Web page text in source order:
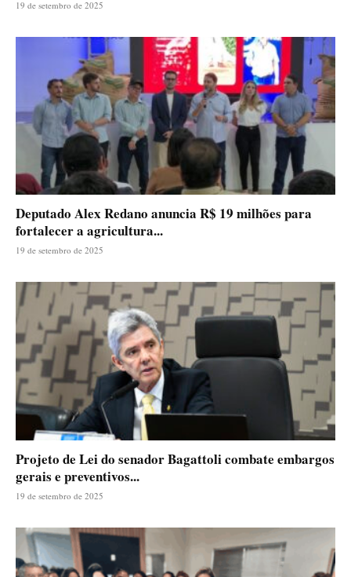
19 de setembro de 2025
Deputado Alex Redano anuncia R$ 19 milhões para
fortalecer a agricultura...
19 de setembro de 2025
Projeto de Lei do senador Bagattoli combate embargos
gerais e preventivos...
19 de setembro de 2025